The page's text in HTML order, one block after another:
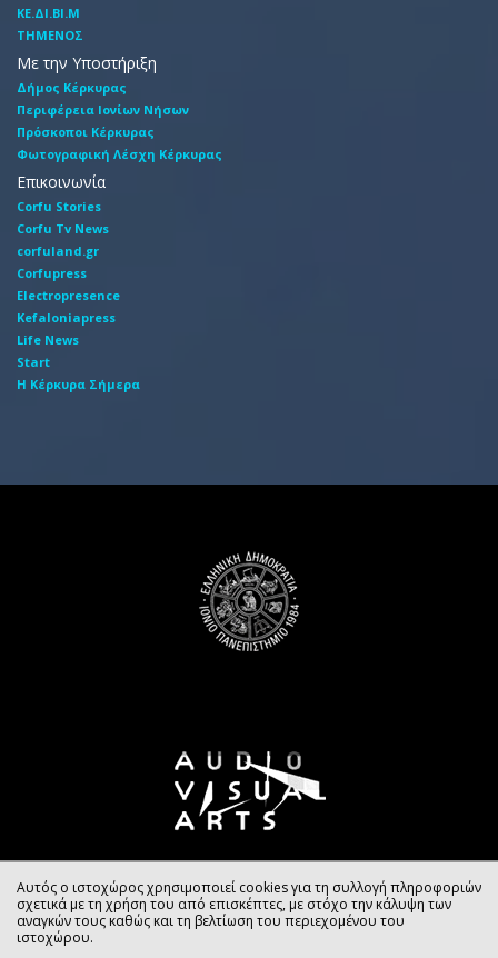
ΚΕ.ΔΙ.ΒΙ.Μ
ΤΗΜΕΝΟΣ
Με την Υποστήριξη
Δήμος Κέρκυρας
Περιφέρεια Ιονίων Νήσων
Πρόσκοποι Κέρκυρας
Φωτογραφική Λέσχη Κέρκυρας
Επικοινωνία
Corfu Stories
Corfu Tv News
corfuland.gr
Corfupress
Electropresence
Kefaloniapress
Life News
Start
Η Κέρκυρα Σήμερα
Αυτός ο ιστοχώρος χρησιμοποιεί cookies για τη συλλογή πληροφοριών
σχετικά με τη χρήση του από επισκέπτες, με στόχο την κάλυψη των
αναγκών τους καθώς και τη βελτίωση του περιεχομένου του
ιστοχώρου.